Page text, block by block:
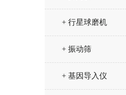
+ 行星球磨机
+ 振动筛
+ 基因导入仪